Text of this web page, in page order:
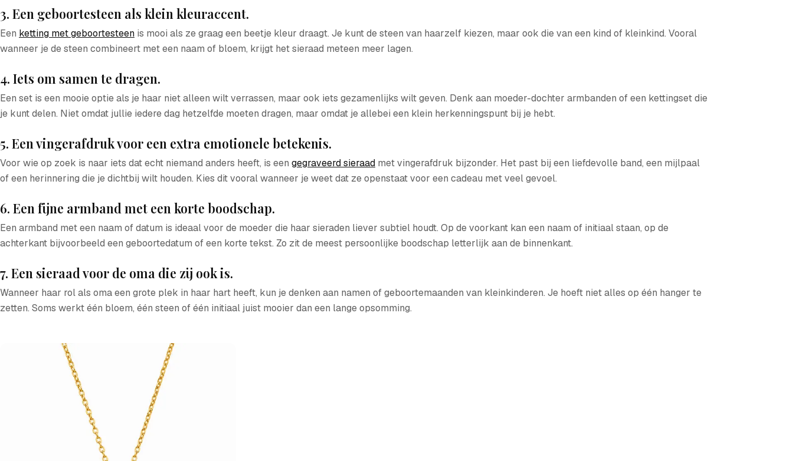
3. Een geboortesteen als klein kleuraccent.
Een ketting met geboortesteen is mooi als ze graag een beetje kleur draagt. Je kunt de steen van haarzelf kiezen, maar ook die van een kind of kleinkind. Vooral
wanneer je de steen combineert met een naam of bloem, krijgt het sieraad meteen meer lagen.
4. Iets om samen te dragen.
Een set is een mooie optie als je haar niet alleen wilt verrassen, maar ook iets gezamenlijks wilt geven. Denk aan moeder-dochter armbanden of een kettingset die
je kunt delen. Niet omdat jullie iedere dag hetzelfde moeten dragen, maar omdat je allebei een klein herkenningspunt bij je hebt.
5. Een vingerafdruk voor een extra emotionele betekenis.
Voor wie op zoek is naar iets dat echt niemand anders heeft, is een gegraveerd sieraad met vingerafdruk bijzonder. Het past bij een liefdevolle band, een mijlpaal
of een herinnering die je dichtbij wilt houden. Kies dit vooral wanneer je weet dat ze openstaat voor een cadeau met veel gevoel.
6. Een fijne armband met een korte boodschap.
Een armband met een naam of datum is ideaal voor de moeder die haar sieraden liever subtiel houdt. Op de voorkant kan een naam of initiaal staan, op de
achterkant bijvoorbeeld een geboortedatum of een korte tekst. Zo zit de meest persoonlijke boodschap letterlijk aan de binnenkant.
7. Een sieraad voor de oma die zij ook is.
Wanneer haar rol als oma een grote plek in haar hart heeft, kun je denken aan namen of geboortemaanden van kleinkinderen. Je hoeft niet alles op één hanger te
zetten. Soms werkt één bloem, één steen of één initiaal juist mooier dan een lange opsomming.